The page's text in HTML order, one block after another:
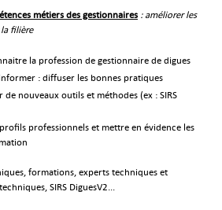
métiers des gestionnaires: améliorer les
filière
la profession de gestionnaire de digues
: diffuser les bonnes pratiques
de nouveaux outils et méthodes (ex : SIRS
professionnels et mettre en évidence les
formations, experts techniques et
SIRS DiguesV2...